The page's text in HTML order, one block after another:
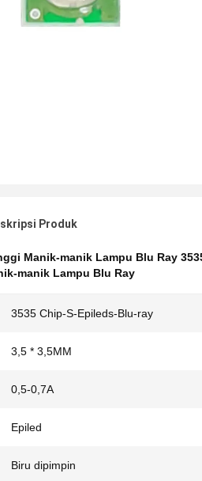
Produk
Manik-manik Lampu Blu Ray
manik Lampu Blu Ray
3535 Chip-S-Epileds-Blu-ray
3,5 * 3,5MM
0,5-0,7A
Epiled
Biru dipimpin